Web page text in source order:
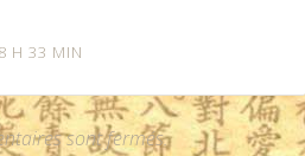
H 33 MIN
sont fermés.